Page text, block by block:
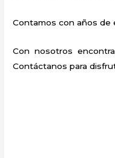
Contamos con años de
Con nosotros
Contáctanos para